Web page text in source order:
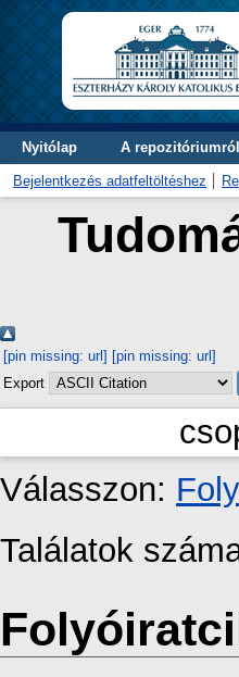
Nyitólap A repozitóriumról
Bejelentkezés adatfeltöltéshez
[pin missing: url] [pin missing: url]
Export
Válasszon:
Találatok